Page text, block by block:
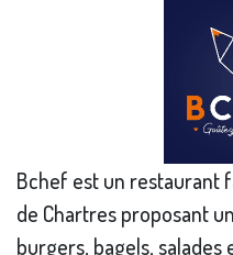
Bchef est un
de Chartres proposant
burgers, bagels,